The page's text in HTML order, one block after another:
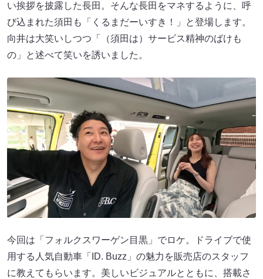
い挨拶を披露した長田。そんな長田をマネするように、呼
び込まれた須田も「くるまだーいすき！」と登場します。
向井は大笑いしつつ「（須田は）サービス精神のばけも
の」と述べて笑いを誘いました。
今回は「フォルクスワーゲン目黒」でロケ。ドライブで使
用する人気自動車「ID. Buzz」の魅力を販売店のスタッフ
に教えてもらいます。美しいビジュアルとともに、搭載さ